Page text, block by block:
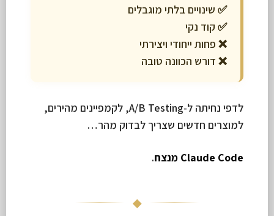
✅ שינויים בלתי מוגבלים
✅ קוד נקי
❌ פחות ייחודי ויצירתי
❌ דורש הכוונה טובה
לדפי נחיתה ל-A/B Testing, לקמפיינים מהירים,
למוצרים חדשים שצריך לבדוק מהר…
Claude Code מנצח .
◆